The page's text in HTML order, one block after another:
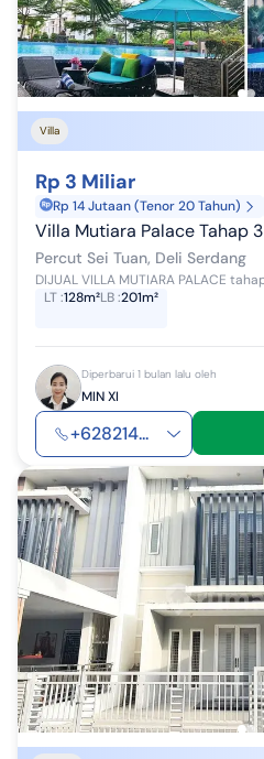
Villa
Rp 3 Miliar
Rp 14 Jutaan (Tenor 20 Tahun)
Villa Mutiara Palace Tahap 3
Percut Sei Tuan, Deli Serdang
LT:128m²LB:201m²
Diperbarui 1 bulan lalu oleh
MIN XI
+628214...